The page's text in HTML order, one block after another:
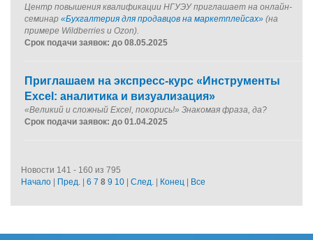
Центр повышения квалификации НГУЭУ приглашает на онлайн-
семинар «Бухгалтерия для продавцов на маркетплейсах» (на
примере Wildberries и Ozon).
Срок подачи заявок: до 08.05.2025
Приглашаем на экспресс-курс «Инструменты
Excel: аналитика и визуализация»
«Великий и сложный Excel, покорись!» Знакомая фраза, да?
Срок подачи заявок: до 01.04.2025
Новости 141 - 160 из 795
Начало
Пред. 6 7 8 9 10 След. Конец Все